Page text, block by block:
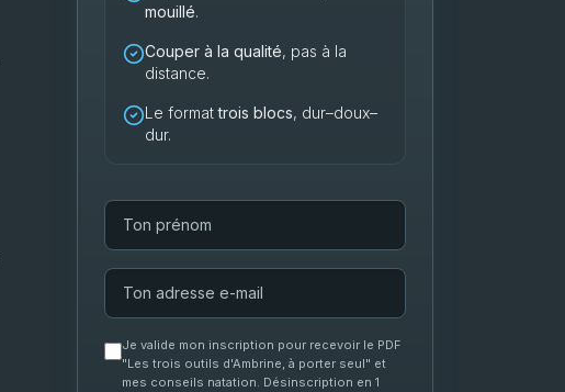
mouillé.
Couper à la qualité, pas à la
distance.
Le formattrois blocs, dur–doux–
dur.
Je valide mon inscription pour recevoir le PDF
"Les trois outils d'Ambrine, à porter seul" et
mes conseils natation. Désinscription en 1